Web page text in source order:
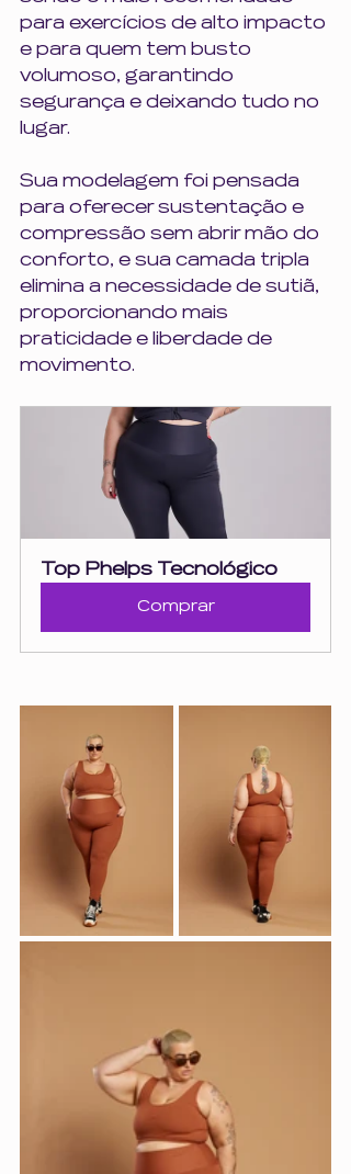
para exercícios de alto impacto
e para quem tem busto
volumoso, garantindo
segurança e deixando tudo no
lugar.
Sua modelagem foi pensada
para oferecer sustentação e
compressão sem abrir mão do
conforto, e sua camada tripla
elimina a necessidade de sutiã,
proporcionando mais
praticidade e liberdade de
movimento.
Top Phelps Tecnológico
Comprar